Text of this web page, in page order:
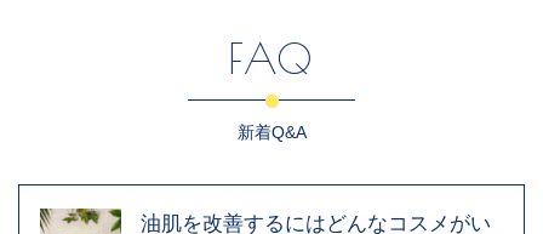
FAQ
新着Q&A
油肌を改善するにはどんなコスメがい